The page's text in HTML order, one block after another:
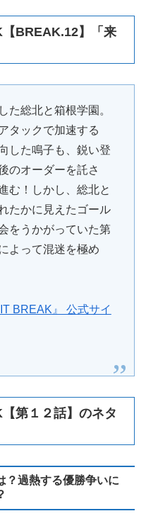
BREAK.12】「来
た総北と箱根学園。
タックで加速する
した鳴子も、鋭い登
のオーダーを託さ
む！しかし、総北と
たかに見えたゴール
をうかがっていた第
よって混迷を極め
BREAK』 公式サイ
第１２話】のネタ
？過熱する優勝争いに